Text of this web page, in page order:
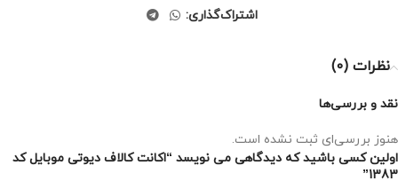
اشتراک‌گذاری:
نظرات (0)
نقد و بررسی‌ها
هنوز بررسی‌ای ثبت نشده است.
اولین کسی باشید که دیدگاهی می نویسد “اکانت کالاف دیوتی موبایل کد
1383”